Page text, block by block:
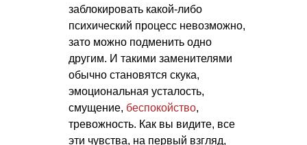
заблокировать какой-либо
психический процесс невозможно,
зато можно подменить одно
другим. И такими заменителями
обычно становятся скука,
эмоциональная усталость,
смущение, беспокойство,
тревожность. Как вы видите, все
эти чувства, на первый взгляд,